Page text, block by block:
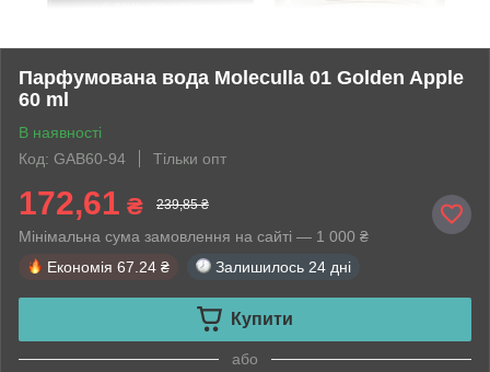
Парфумована вода Moleculla 01 Golden Apple
60 ml
В наявності
Код: GAB60-94
Тільки опт
172,61 ₴ 239,85 ₴
Мінімальна сума замовлення на сайті — 1 000 ₴
Економія 67.24 ₴ Залишилось 24 дні
Купити
або